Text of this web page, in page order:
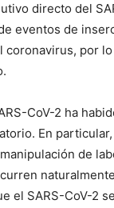
directo del
eventos de
coronavirus, por
CoV-2 ha
En
de
el SARS-CoV-2